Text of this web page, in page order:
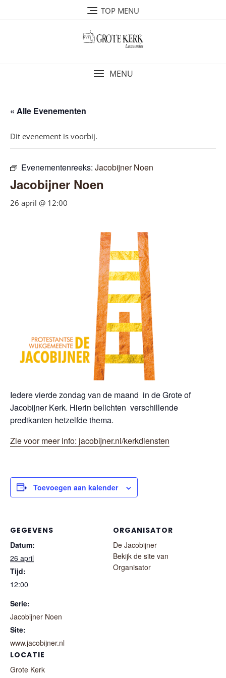
TOP MENU
MENU
« Alle Evenementen
Dit evenement is voorbij.
Evenementenreeks: Jacobijner Noen
Jacobijner Noen
26 april @ 12:00
Iedere vierde zondag van de maand in de Grote of
Jacobijner Kerk. Hierin belichten verschillende
predikanten hetzelfde thema.
Zie voor meer info: jacobijner.nl/kerkdiensten
Toevoegen aan kalender
GEGEVENS
Datum:
26 april
Tijd:
12:00
Serie:
Jacobijner Noen
Site:
www.jacobijner.nl
LOCATIE
Grote Kerk
ORGANISATOR
De Jacobijner
Bekijk de site van
Organisator